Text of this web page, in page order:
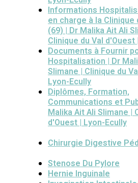
Informations
en charge à la Clinique
(69) | Dr Malika Ait Ali
Clinique du Val d'Ouest
Documents à Fournir
Hospitalisation | Dr
Slimane | Clinique du
Lyon-Ecully
Diplômes, Formation,
Communications et
Malika Ait Ali Slimane |
d'Ouest | Lyon-Ecully
Chirurgie Digestive
Stenose Du Pylore
Hernie Inguinale